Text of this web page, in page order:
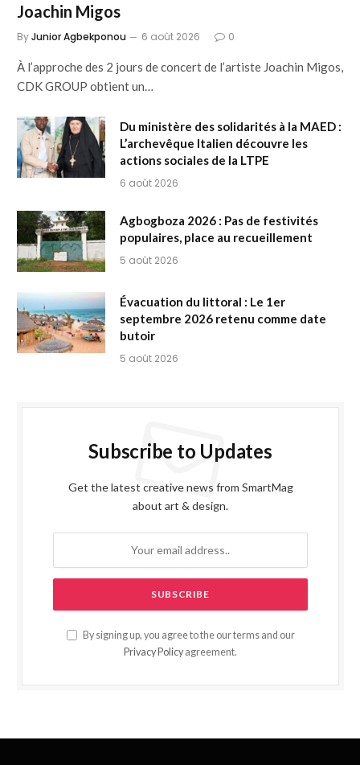
Joachin Migos
ByJunior Agbekponou 6 août 2026 0
À l’approche des 2 jours de concert de l’artiste Joachin Migos,
CDK GROUP obtient un…
Du ministère des solidarités à la MAED :
L’archevêque Italien découvre les
actions sociales de la LTPE
6 août 2026
Agbogboza 2026 : Pas de festivités
populaires, place au recueillement
5 août 2026
Évacuation du littoral : Le 1er
septembre 2026 retenu comme date
butoir
5 août 2026
Subscribe to Updates
Get the latest creative news from SmartMag
about art & design.
By signing up, you agree to the our terms and our
Privacy Policy agreement.